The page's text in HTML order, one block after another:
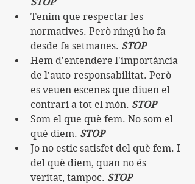
Tenim que respectar les
normatives. Però ningú ho fa
desde fa setmanes. STOP
Hem d'entendere l'importància
de l'auto-responsabilitat. Però
es veuen escenes que diuen el
contrari a tot el món. STOP
Som el que què fem. No som el
què diem. STOP
Jo no estic satisfet del què fem. I
del què diem, quan no és
veritat, tampoc. STOP